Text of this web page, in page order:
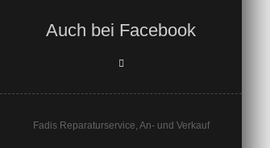
Auch bei Facebook
Fadis Reparaturservice, An- und Verkauf